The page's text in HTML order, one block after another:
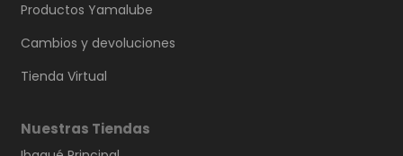
Productos Yamalube
Cambios y devoluciones
Tienda Virtual
Nuestras Tiendas